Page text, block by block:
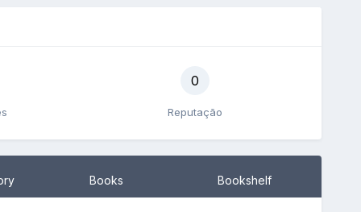
0
Reputação
Books Bookshelf